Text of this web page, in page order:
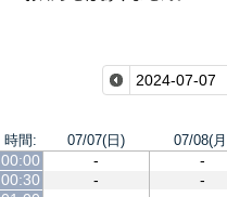
時間: 07/07(日) 07/08(
00:00 -
-
00:30
-
-